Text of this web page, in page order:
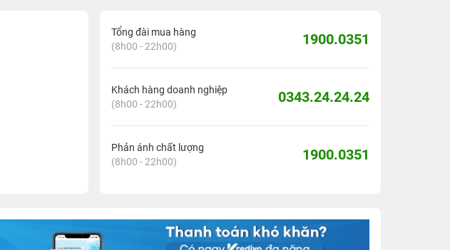
Tổng đài mua hàng
(8h00 - 22h00)
1900.0351
Khách hàng doanh nghiệp
(8h00 - 22h00)
0343.24.24.24
Phản ánh chất lượng
(8h00 - 22h00)
1900.0351